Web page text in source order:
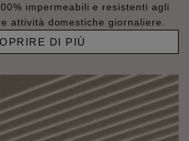
impermeabili e resistenti agli
attività domestiche giornaliere.
DI PIÙ